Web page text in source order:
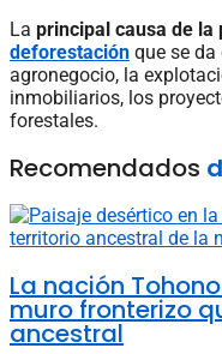
La principal causa de la
deforestación que se
agronegocio, la
inmobiliarios, los
forestales.
Recomendados
La nación
muro fronterizo
ancestral